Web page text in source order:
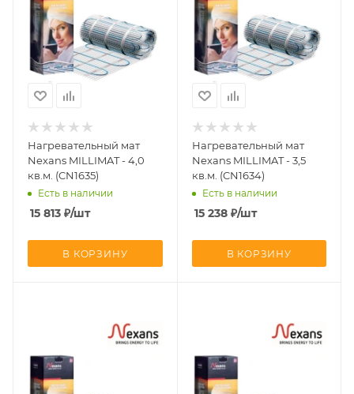
Нагревательный мат
Nexans MILLIMAT - 4,0
кв.м. (CN1635)
Есть в наличии
15 813 ₽/шт
В КОРЗИНУ
Нагревательный мат
Nexans MILLIMAT - 3,5
кв.м. (CN1634)
Есть в наличии
15 238₽/шт
В КОРЗИНУ